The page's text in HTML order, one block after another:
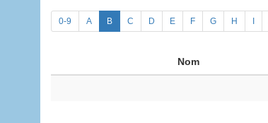
0-9 A B C D E F G H
Nom